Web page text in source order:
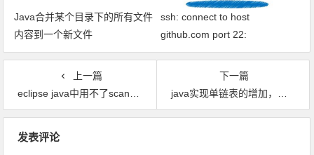
Java合并某个目录下的所有文件
内容到一个新文件
ssh: connect to host
github.com port 22:
Connection timed out fatal: xxx
上一篇
eclipse java中用不了scanner？
下一篇
java实现单链表的增加，删除，查找，打印
发表评论